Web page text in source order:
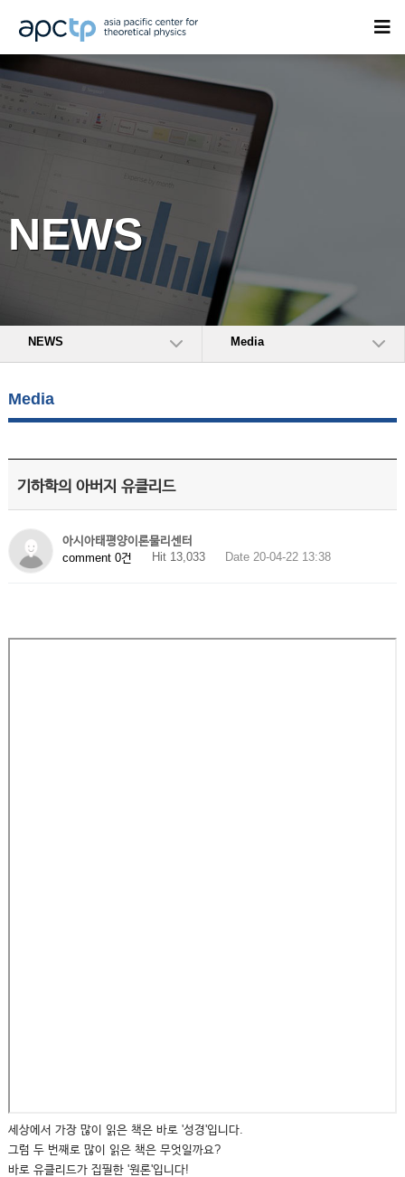
NEWS
NEWS Media
Media
기하학의 아버지 유클리드
아시아태평양이론물리센터
comment 0건
Hit 13,033 Date 20-04-22 13:38
세상에서 가장 많이 읽은 책은 바로 '성경'입니다.
그럼 두 번째로 많이 읽은 책은 무엇일까요?
바로 유클리드가 집필한 '원론'입니다!